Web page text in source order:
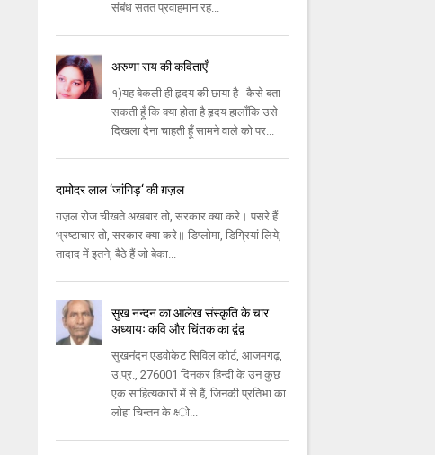
संबंध सतत प्रवाहमान रह...
अरुणा राय की कविताएँ
१)यह बेकली ही हृदय की छाया है कैसे बता
सकती हूँ कि क्या होता है हृदय हालाँकि उसे
दिखला देना चाहती हूँ सामने वाले को पर...
दामोदर लाल ‘जांगिड़‘ की ग़ज़ल
ग़ज़ल रोज चीखते अखबार तो, सरकार क्‍या करे। पसरे हैं
भ्रष्‍टाचार तो, सरकार क्‍या करे॥ डिप्‍लोमा, डिग्रियां लिये,
तादाद में इतने, बैठे हैं जो बेका...
सुख नन्दन का आलेख संस्‍कृति के चार
अध्‍यायः कवि और चिंतक का द्वंद्व
सुखनंदन एडवोकेट सिविल कोर्ट, आजमगढ़,
उ.प्र., 276001 दिनकर हिन्‍दी के उन कुछ
एक साहित्‍यकारों में से हैं, जिनकी प्रतिभा का
लोहा चिन्‍तन के क्ष्‍ो...